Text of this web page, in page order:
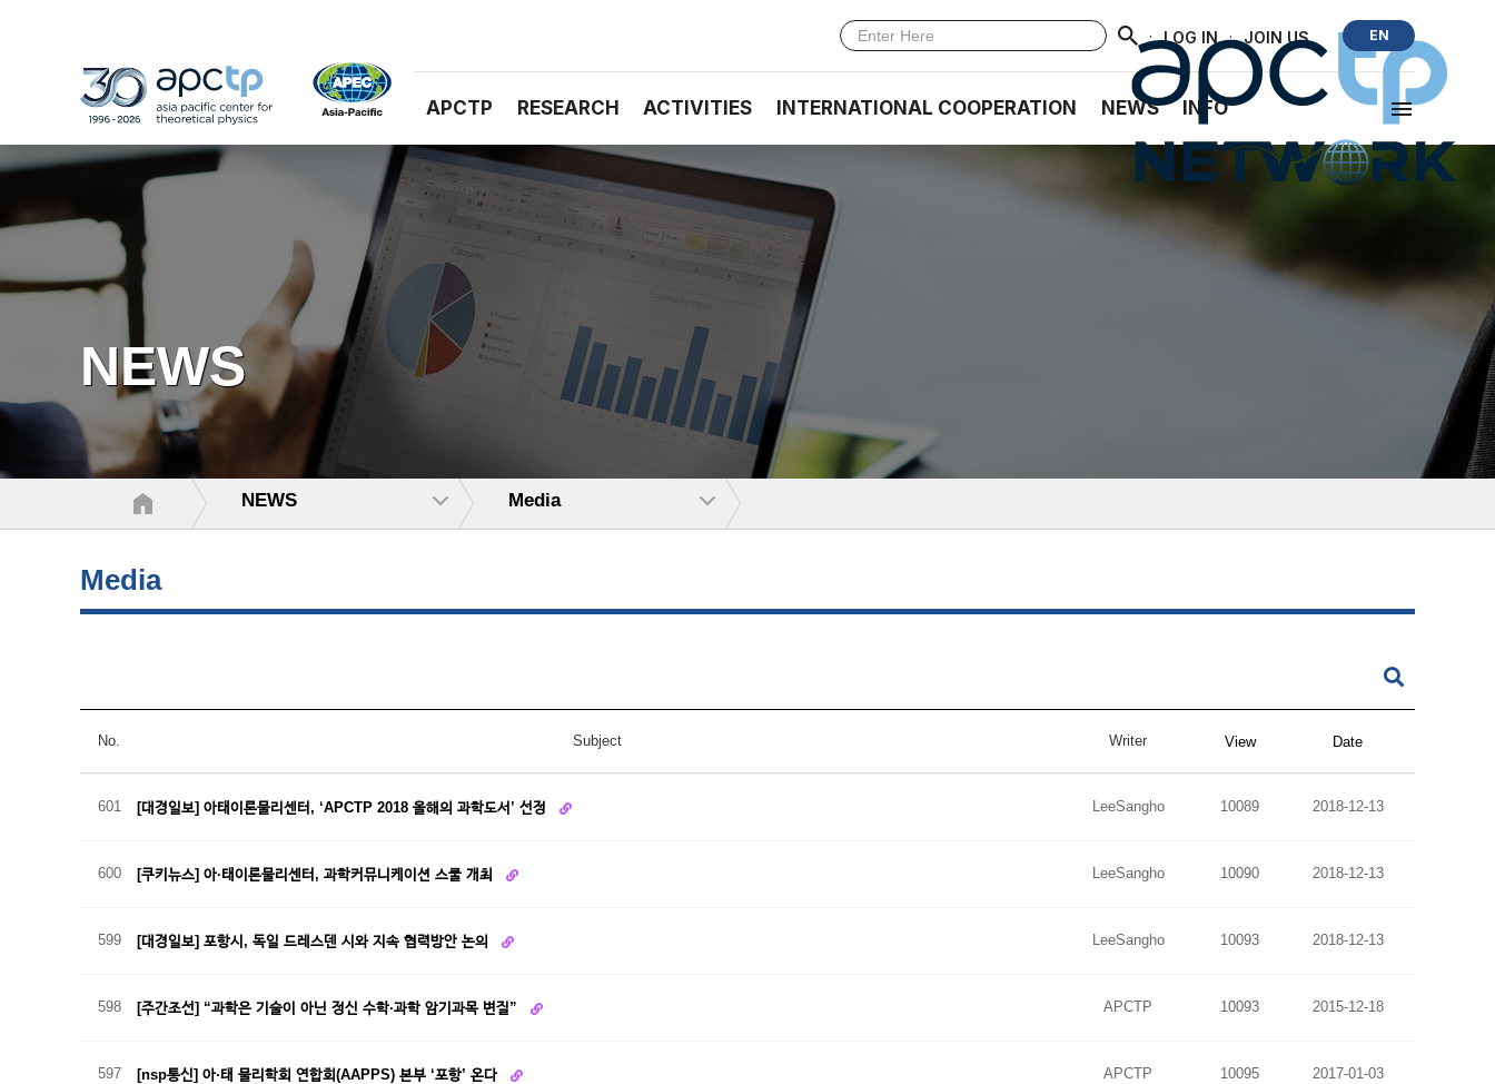
· LOG IN · JOIN US EN
APCTP RESEARCH ACTIVITIES INTERNATIONAL COOPERATION NEWS INFO
NEWS
NEWS Media
Media
No. Subject Writer View Date
601 [대경일보] 아태이론물리센터, ‘APCTP 2018 올해의 과학도서’ 선정 LeeSangho 10089 2018-12-13
600 [쿠키뉴스] 아·태이론물리센터, 과학커뮤니케이션 스쿨 개최 LeeSangho 10090 2018-12-13
599 [대경일보] 포항시, 독일 드레스덴 시와 지속 협력방안 논의 LeeSangho 10093 2018-12-13
598 [주간조선] “과학은 기술이 아닌 정신 수학·과학 암기과목 변질” APCTP 10093 2015-12-18
597 [nsp통신] 아·태 물리학회 연합회(AAPPS) 본부 ‘포항’ 온다 APCTP 10095 2017-01-03